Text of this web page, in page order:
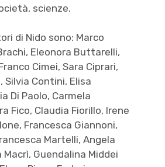
scienze.
di Nido sono: Marco
Eleonora Buttarelli,
Cimei, Sara Ciprari,
Silvia Contini, Elisa
Di Paolo, Carmela
Fico, Claudia Fiorillo, Irene
Francesca Giannoni,
Martelli, Angela
Macrì, Guendalina Middei